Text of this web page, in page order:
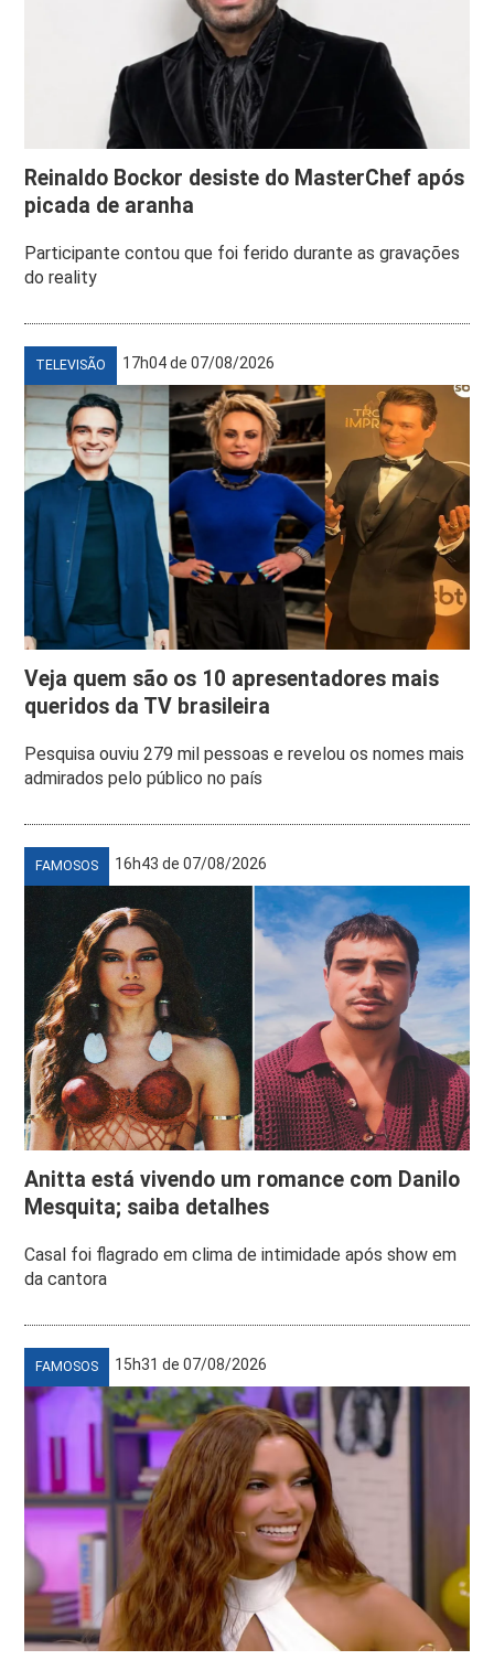
Reinaldo Bockor desiste do MasterChef após
picada de aranha
Participante contou que foi ferido durante as gravações
do reality
TELEVISÃO 17h04 de 07/08/2026
Veja quem são os 10 apresentadores mais
queridos da TV brasileira
Pesquisa ouviu 279 mil pessoas e revelou os nomes mais
admirados pelo público no país
FAMOSOS 16h43 de 07/08/2026
Anitta está vivendo um romance com Danilo
Mesquita; saiba detalhes
Casal foi flagrado em clima de intimidade após show em
da cantora
FAMOSOS 15h31 de 07/08/2026